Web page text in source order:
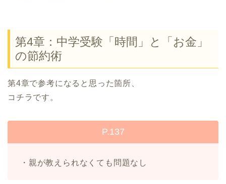
第4章：中学受験「時間」と「お金」
の節約術
第4章で参考になると思った箇所、
コチラです。
P.137
・親が教えられなくても問題なし